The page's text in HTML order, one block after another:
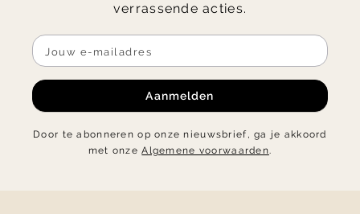
verrassende acties.
Aanmelden
Door te abonneren op onze nieuwsbrief, ga je akkoord
met onzeAlgemene voorwaarden.